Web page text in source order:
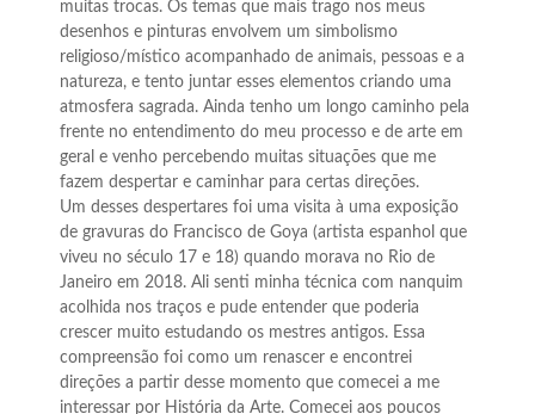
muitas trocas. Os temas que mais trago nos meus
desenhos e pinturas envolvem um simbolismo
religioso/místico acompanhado de animais, pessoas e a
natureza, e tento juntar esses elementos criando uma
atmosfera sagrada. Ainda tenho um longo caminho pela
frente no entendimento do meu processo e de arte em
geral e venho percebendo muitas situações que me
fazem despertar e caminhar para certas direções.
Um desses despertares foi uma visita à uma exposição
de gravuras do Francisco de Goya (artista espanhol que
viveu no século 17 e 18) quando morava no Rio de
Janeiro em 2018. Ali senti minha técnica com nanquim
acolhida nos traços e pude entender que poderia
crescer muito estudando os mestres antigos. Essa
compreensão foi como um renascer e encontrei
direções a partir desse momento que comecei a me
interessar por História da Arte. Comecei aos poucos